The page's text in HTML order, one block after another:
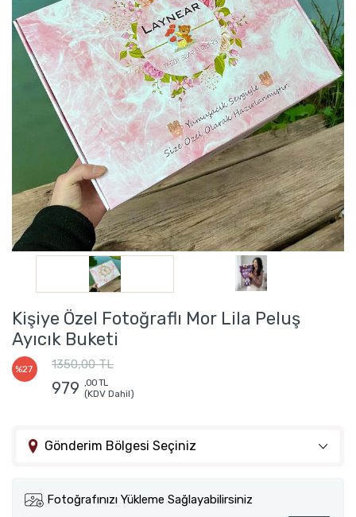
Kişiye Özel Fotoğraflı Mor Lila Peluş
Ayıcık Buketi
%27 1350,00 TL
979 ,00 TL
(KDV Dahil)
Gönderim Bölgesi Seçiniz
Fotoğrafınızı Yükleme Sağlayabilirsiniz